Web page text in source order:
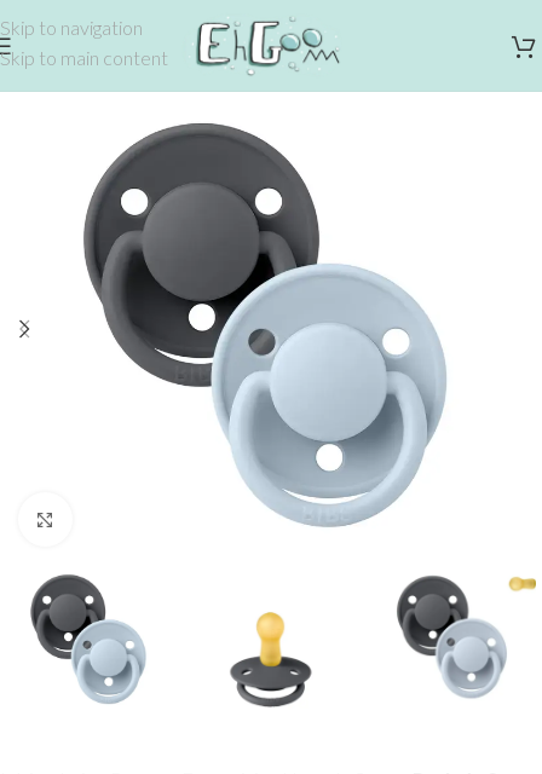
Skip to navigation
Skip to main content